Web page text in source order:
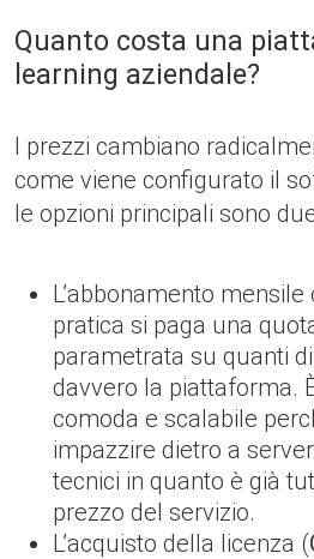
Quanto costa una
learning aziendale?
I prezzi cambiano
come viene configurato il
le opzioni principali sono
L’abbonamento
pratica si paga una
parametrata su quanti
davvero la piattaforma.
comoda e scalabile
impazzire dietro a
tecnici in quanto è già
prezzo del servizio.
L’acquisto della licenza (